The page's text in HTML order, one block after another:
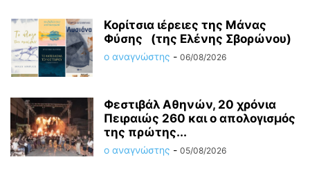
Κορίτσια ιέρειες της Μάνας
Φύσης (της Ελένης Σβορώνου)
ο αναγνώστης - 06/08/2026
Φεστιβάλ Αθηνών, 20 χρόνια
Πειραιώς 260 και ο απολογισμός
της πρώτης...
ο αναγνώστης - 05/08/2026